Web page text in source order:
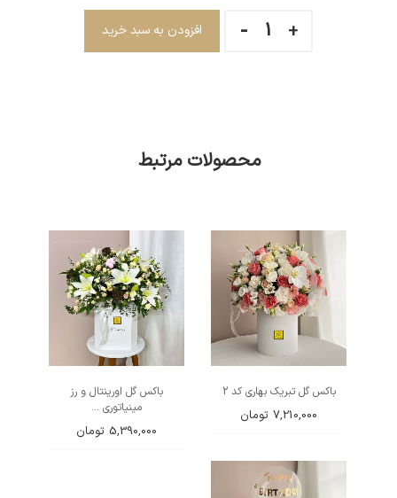
افزودن به سبد خرید
محصولات مرتبط
باکس گل اورینتال و رز
مینیاتوری ...
5,390,000 تومان
باکس گل تبریک بهاری کد 2
7,210,000 تومان